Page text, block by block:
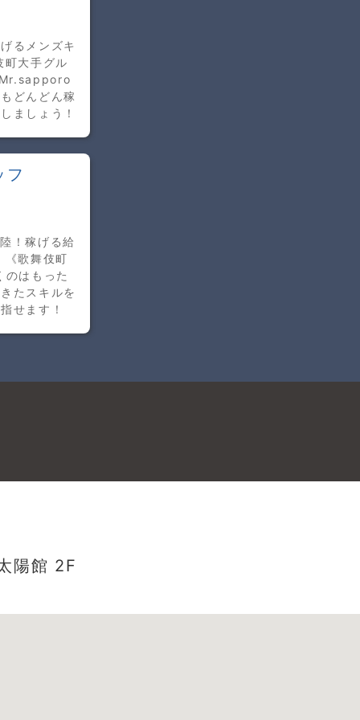
るメンズキ
町大手グル
Mr.sapporo
どんどん稼
ましょう！
フ
！稼げる給
歌舞伎町
はもった
たスキルを
せます！
陽館 2F